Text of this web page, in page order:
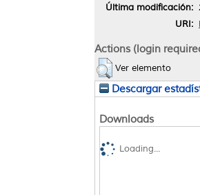
Última modificación:
URI:
Actions (login
Ver elemento
Descargar
Downloads
Loading...